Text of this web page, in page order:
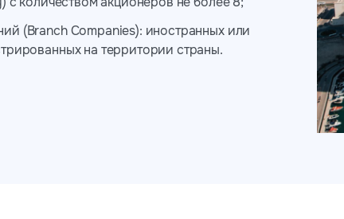
(Branch Companies): иностранных или
на территории страны.